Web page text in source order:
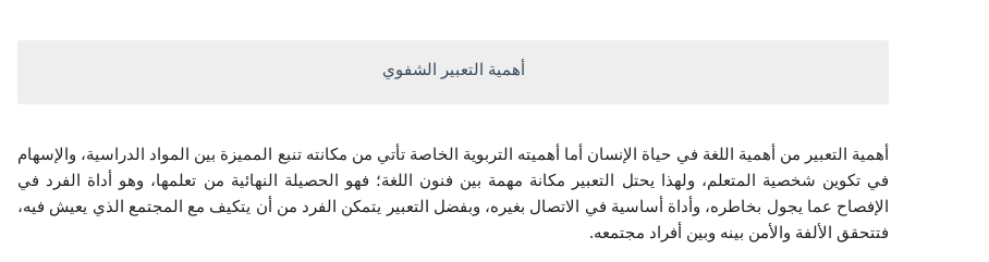
أهمية التعبير الشفوي
فتتحقق الألفة والأمن بينه وبين أفراد مجتمعه.